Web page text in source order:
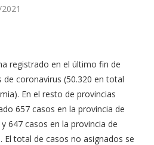
registrado en el último fin de
de coronavirus (50.320 en total
En el resto de provincias
657 casos en la provincia de
647 casos en la provincia de
El total de casos no asignados se